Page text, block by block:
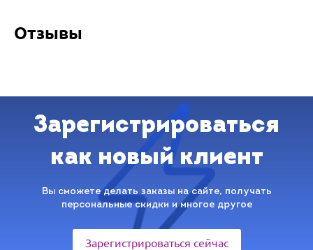
Отзывы
Зарегистрироваться
как новый клиент
Вы сможете делать заказы на сайте, получать
персональные скидки и многое другое
Зарегистрироваться сейчас